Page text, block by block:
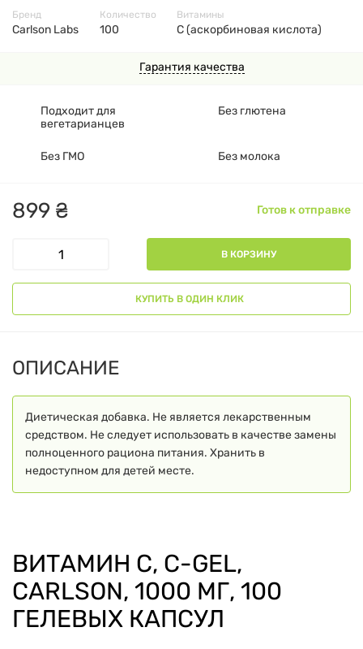
Гарантия качества
899 ₴ Готов к отправке
В КОРЗИНУ
КУПИТЬ В ОДИН КЛИК
Подходит для
вегетарианцев
Без глютена
Без ГМО Без молока
Бренд
Carlson Labs
Количество
100
Витамины
С (аскорбиновая кислота)
ОПИСАНИЕ
Диетическая добавка. Не является лекарственным
средством. Не следует использовать в качестве замены
полноценного рациона питания. Хранить в
недоступном для детей месте.
ВИТАМИН C, C-GEL,
CARLSON, 1000 МГ, 100
ГЕЛЕВЫХ КАПСУЛ